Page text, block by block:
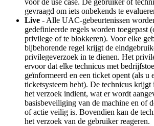
gevraagd om iets onbekends te
Live - Alle UAC-gebeurtenissen
gedefinieerde regels worden toegepast (
privilege of te blokkeren). Voor elke
bijbehorende regel krijgt de
privilegeverzoek in te dienen. Het
ervoor dat elke technicus met
geïnformeerd en een ticket opent (als u
ticketsysteem hebt). De technicus krijgt
het verzoek indient, wat er wordt
basisbeveiliging van de machine en of
of actie veilig is. Bovendien kan de
het verzoek van de gebruiker reageren.